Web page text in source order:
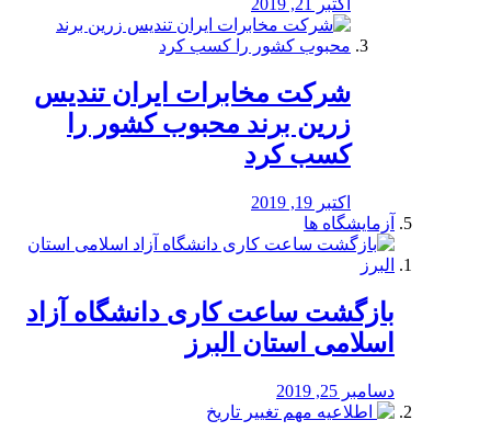
اکتبر 21, 2019
شرکت مخابرات ایران تندیس
زرین برند محبوب کشور را
کسب کرد
اکتبر 19, 2019
آزمایشگاه ها
بازگشت ساعت کاری دانشگاه آزاد
اسلامی استان البرز
دسامبر 25, 2019